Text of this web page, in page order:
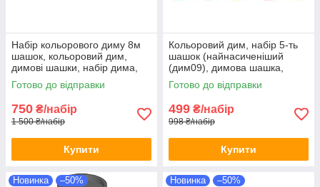
Набір кольорового диму 8м
шашок, кольоровий дим,
димові шашки, набір дима,
Кольорові димові шашки
Готово до відправки
750 ₴/набір
1 500 ₴/набір
Купити
Кольоровий дим, набір 5-ть
шашок (найнасиченіший
(дим09), димова шашка,
кольоровий дим, 45 сек.
Готово до відправки
499 ₴/набір
998 ₴/набір
Купити
Новинка –50% Новинка –50%